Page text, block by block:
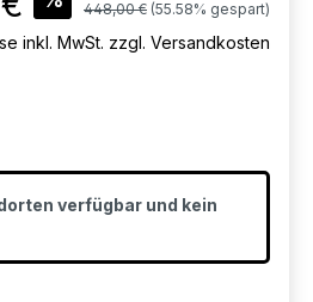
Regulärer Preis:
448,00 € (55.58% gespart)
inkl. MwSt. zzgl. Versandkosten
verfügbar und kein